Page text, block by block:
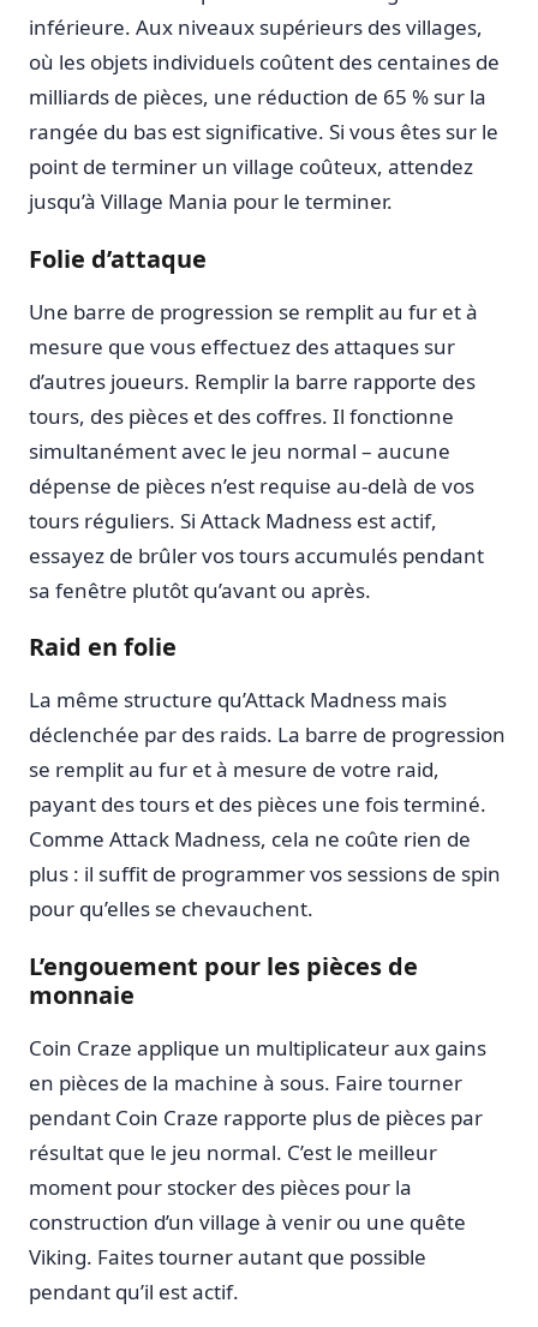
inférieure. Aux niveaux supérieurs des villages,
où les objets individuels coûtent des centaines de
milliards de pièces, une réduction de 65 % sur la
rangée du bas est significative. Si vous êtes sur le
point de terminer un village coûteux, attendez
jusqu’à Village Mania pour le terminer.
Folie d’attaque
Une barre de progression se remplit au fur et à
mesure que vous effectuez des attaques sur
d’autres joueurs. Remplir la barre rapporte des
tours, des pièces et des coffres. Il fonctionne
simultanément avec le jeu normal – aucune
dépense de pièces n’est requise au-delà de vos
tours réguliers. Si Attack Madness est actif,
essayez de brûler vos tours accumulés pendant
sa fenêtre plutôt qu’avant ou après.
Raid en folie
La même structure qu’Attack Madness mais
déclenchée par des raids. La barre de progression
se remplit au fur et à mesure de votre raid,
payant des tours et des pièces une fois terminé.
Comme Attack Madness, cela ne coûte rien de
plus : il suffit de programmer vos sessions de spin
pour qu’elles se chevauchent.
L’engouement pour les pièces de
monnaie
Coin Craze applique un multiplicateur aux gains
en pièces de la machine à sous. Faire tourner
pendant Coin Craze rapporte plus de pièces par
résultat que le jeu normal. C’est le meilleur
moment pour stocker des pièces pour la
construction d’un village à venir ou une quête
Viking. Faites tourner autant que possible
pendant qu’il est actif.